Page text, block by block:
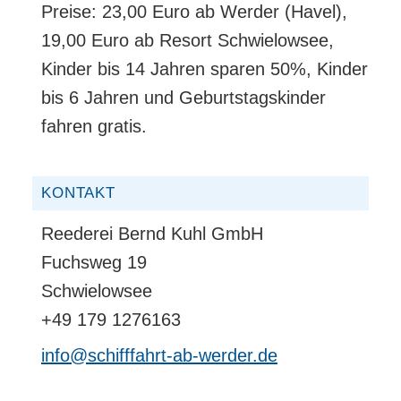
Preise: 23,00 Euro ab Werder (Havel),
19,00 Euro ab Resort Schwielowsee,
Kinder bis 14 Jahren sparen 50%, Kinder
bis 6 Jahren und Geburtstagskinder
fahren gratis.
KONTAKT
Reederei Bernd Kuhl GmbH
Fuchsweg 19
Schwielowsee
+49 179 1276163
info@schifffahrt-ab-werder.de